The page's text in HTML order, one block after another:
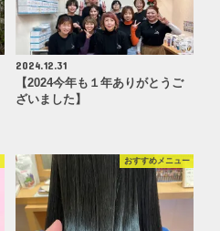
2024.12.31
【2024今年も１年ありがとうご
ざいました】
おすすめメニュー